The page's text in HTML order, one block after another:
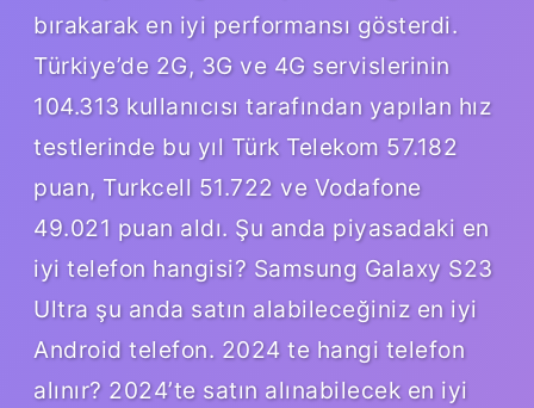
bırakarak en iyi performansı gösterdi.
Türkiye’de 2G, 3G ve 4G servislerinin
104.313 kullanıcısı tarafından yapılan hız
testlerinde bu yıl Türk Telekom 57.182
puan, Turkcell 51.722 ve Vodafone
49.021 puan aldı. Şu anda piyasadaki en
iyi telefon hangisi? Samsung Galaxy S23
Ultra şu anda satın alabileceğiniz en iyi
Android telefon. 2024 te hangi telefon
alınır? 2024’te satın alınabilecek en iyi